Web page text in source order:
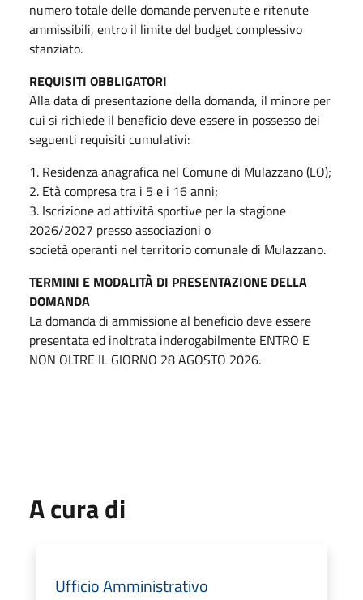
numero totale delle domande pervenute e ritenute
ammissibili, entro il limite del budget complessivo
stanziato.
REQUISITI OBBLIGATORI
Alla data di presentazione della domanda, il minore per
cui si richiede il beneficio deve essere in possesso dei
seguenti requisiti cumulativi:
1. Residenza anagrafica nel Comune di Mulazzano (LO);
2. Età compresa tra i 5 e i 16 anni;
3. Iscrizione ad attività sportive per la stagione
2026/2027 presso associazioni o
società operanti nel territorio comunale di Mulazzano.
TERMINI E MODALITÀ DI PRESENTAZIONE DELLA
DOMANDA
La domanda di ammissione al beneficio deve essere
presentata ed inoltrata inderogabilmente ENTRO E
NON OLTRE IL GIORNO 28 AGOSTO 2026.
A cura di
Ufficio Amministrativo